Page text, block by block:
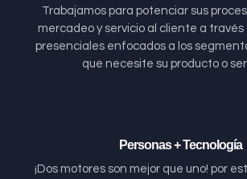
Trabajamos para potenciar sus
mercadeo y servicio al cliente a
presenciales enfocados a los
que necesite su producto o
Personas + Tecnología
¡Dos motores son mejor que uno! por